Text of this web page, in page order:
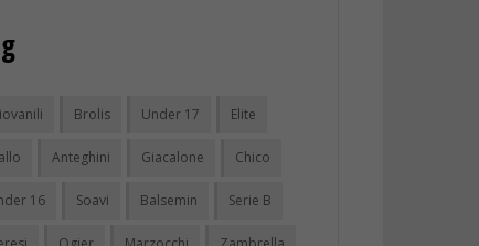
Brolis Under 17 Elite
Anteghini Giacalone Chico
16 Soavi Balsemin Serie B